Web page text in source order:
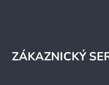
ZÁKAZNICKÝ